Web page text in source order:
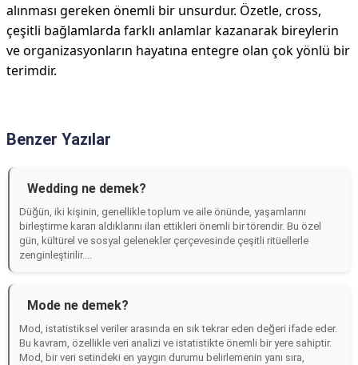
alınması gereken önemli bir unsurdur. Özetle, cross,
çeşitli bağlamlarda farklı anlamlar kazanarak bireylerin
ve organizasyonların hayatına entegre olan çok yönlü bir
terimdir.
Benzer Yazılar
Wedding ne demek?
Düğün, iki kişinin, genellikle toplum ve aile önünde, yaşamlarını
birleştirme kararı aldıklarını ilan ettikleri önemli bir törendir. Bu özel
gün, kültürel ve sosyal gelenekler çerçevesinde çeşitli ritüellerle
zenginleştirilir....
Mode ne demek?
Mod, istatistiksel veriler arasında en sık tekrar eden değeri ifade eder.
Bu kavram, özellikle veri analizi ve istatistikte önemli bir yere sahiptir.
Mod, bir veri setindeki en yaygın durumu belirlemenin yanı sıra,